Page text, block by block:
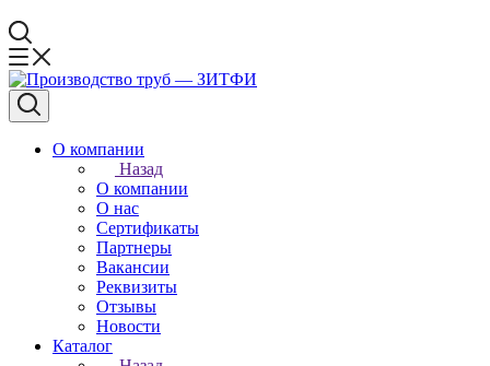
О компании
Назад
О компании
О нас
Сертификаты
Партнеры
Вакансии
Реквизиты
Отзывы
Новости
Каталог